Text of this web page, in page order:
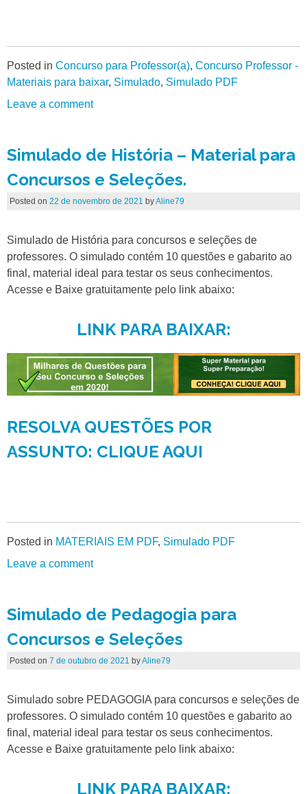
Posted in Concurso para Professor(a), Concurso Professor -
Materiais para baixar, Simulado, Simulado PDF
Leave a comment
Simulado de História – Material para
Concursos e Seleções.
Posted on 22 de novembro de 2021 byAline79
Simulado de História para concursos e seleções de
professores. O simulado contém 10 questões e gabarito ao
final, material ideal para testar os seus conhecimentos.
Acesse e Baixe gratuitamente pelo link abaixo:
LINK PARA BAIXAR:
RESOLVA QUESTÕES POR
ASSUNTO: CLIQUE AQUI
Posted in MATERIAIS EM PDF, Simulado PDF
Leave a comment
Simulado de Pedagogia para
Concursos e Seleções
Posted on 7 de outubro de 2021 byAline79
Simulado sobre PEDAGOGIA para concursos e seleções de
professores. O simulado contém 10 questões e gabarito ao
final, material ideal para testar os seus conhecimentos.
Acesse e Baixe gratuitamente pelo link abaixo:
LINK PARA BAIXAR: